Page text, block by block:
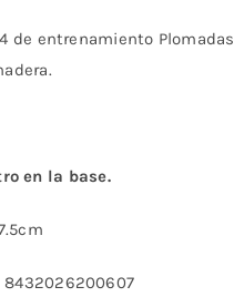
de entrenamiento Plomadas
en la base.